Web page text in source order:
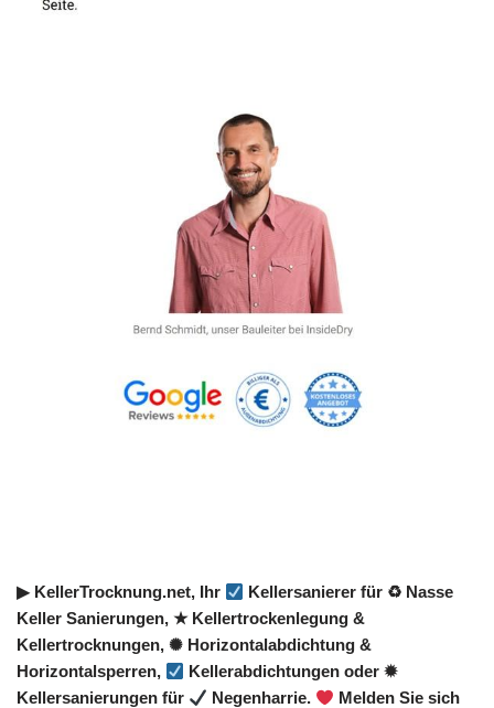
▶︎ KellerTrocknung.net, Ihr
Kellersanierer für ♻ Nasse
Keller Sanierungen, ★ Kellertrockenlegung &
Kellertrocknungen, ✺ Horizontalabdichtung &
Horizontalsperren,
Kellerabdichtungen oder ✹
Kellersanierungen für
Negenharrie.
Melden Sie sich